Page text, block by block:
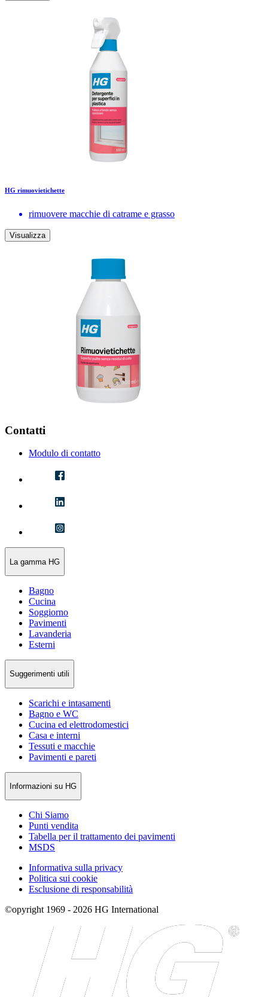
HG rimuovietichette
rimuovere macchie di catrame e grasso
Visualizza
Contatti
Modulo di contatto
La gamma HG
Bagno
Cucina
Soggiorno
Pavimenti
Lavanderia
Esterni
Suggerimenti utili
Scarichi e intasamenti
Bagno e WC
Cucina ed elettrodomestici
Casa e interni
Tessuti e macchie
Pavimenti e pareti
Informazioni su HG
Chi Siamo
Punti vendita
Tabella per il trattamento dei pavimenti
MSDS
Informativa sulla privacy
Politica sui cookie
Esclusione di responsabilità
©opyright 1969 - 2026 HG International